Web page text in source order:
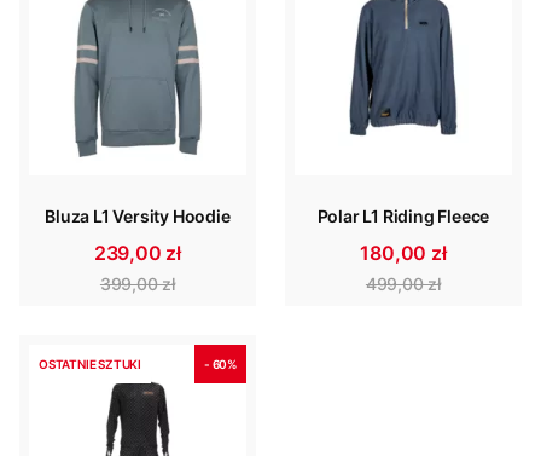
Bluza L1 Versity Hoodie
239,00 zł
399,00 zł
Polar L1 Riding Fleece
180,00 zł
499,00 zł
OSTATNIE SZTUKI - 60%